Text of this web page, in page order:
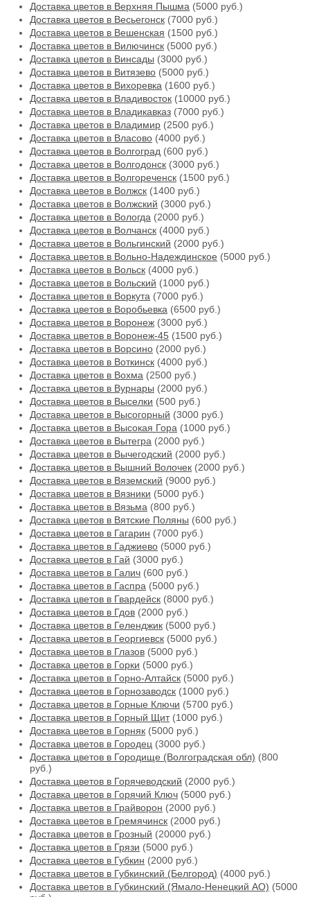
Доставка цветов в Верхняя Пышма (5000 руб.)
Доставка цветов в Весьегонск (7000 руб.)
Доставка цветов в Вешенская (1500 руб.)
Доставка цветов в Вилючинск (5000 руб.)
Доставка цветов в Винсады (3000 руб.)
Доставка цветов в Витязево (5000 руб.)
Доставка цветов в Вихоревка (1600 руб.)
Доставка цветов в Владивосток (10000 руб.)
Доставка цветов в Владикавказ (7000 руб.)
Доставка цветов в Владимир (2500 руб.)
Доставка цветов в Власово (4000 руб.)
Доставка цветов в Волгоград (600 руб.)
Доставка цветов в Волгодонск (3000 руб.)
Доставка цветов в Волгореченск (1500 руб.)
Доставка цветов в Волжск (1400 руб.)
Доставка цветов в Волжский (3000 руб.)
Доставка цветов в Вологда (2000 руб.)
Доставка цветов в Волчанск (4000 руб.)
Доставка цветов в Вольгинский (2000 руб.)
Доставка цветов в Вольно-Надеждинское (5000 руб.)
Доставка цветов в Вольск (4000 руб.)
Доставка цветов в Вольский (1000 руб.)
Доставка цветов в Воркута (7000 руб.)
Доставка цветов в Воробьевка (6500 руб.)
Доставка цветов в Воронеж (3000 руб.)
Доставка цветов в Воронеж-45 (1500 руб.)
Доставка цветов в Ворсино (2000 руб.)
Доставка цветов в Воткинск (4000 руб.)
Доставка цветов в Вохма (2500 руб.)
Доставка цветов в Вурнары (2000 руб.)
Доставка цветов в Выселки (500 руб.)
Доставка цветов в Высогорный (3000 руб.)
Доставка цветов в Высокая Гора (1000 руб.)
Доставка цветов в Вытегра (2000 руб.)
Доставка цветов в Вычегодский (2000 руб.)
Доставка цветов в Вышний Волочек (2000 руб.)
Доставка цветов в Вяземский (9000 руб.)
Доставка цветов в Вязники (5000 руб.)
Доставка цветов в Вязьма (800 руб.)
Доставка цветов в Вятские Поляны (600 руб.)
Доставка цветов в Гагарин (7000 руб.)
Доставка цветов в Гаджиево (5000 руб.)
Доставка цветов в Гай (3000 руб.)
Доставка цветов в Галич (600 руб.)
Доставка цветов в Гаспра (5000 руб.)
Доставка цветов в Гвардейск (8000 руб.)
Доставка цветов в Гдов (2000 руб.)
Доставка цветов в Геленджик (5000 руб.)
Доставка цветов в Георгиевск (5000 руб.)
Доставка цветов в Глазов (5000 руб.)
Доставка цветов в Горки (5000 руб.)
Доставка цветов в Горно-Алтайск (5000 руб.)
Доставка цветов в Горнозаводск (1000 руб.)
Доставка цветов в Горные Ключи (5700 руб.)
Доставка цветов в Горный Щит(1000 руб.)
Доставка цветов в Горняк (5000 руб.)
Доставка цветов в Городец (3000 руб.)
Доставка цветов в Городище (Волгоградская обл) (800
руб.)
Доставка цветов в Горячеводский (2000 руб.)
Доставка цветов в Горячий Ключ (5000 руб.)
Доставка цветов в Грайворон (2000 руб.)
Доставка цветов в Гремячинск (2000 руб.)
Доставка цветов в Грозный (20000 руб.)
Доставка цветов в Грязи (5000 руб.)
Доставка цветов в Губкин (2000 руб.)
Доставка цветов в Губкинский (Белгород) (4000 руб.)
Доставка цветов в Губкинский (Ямало-Ненецкий АО) (5000